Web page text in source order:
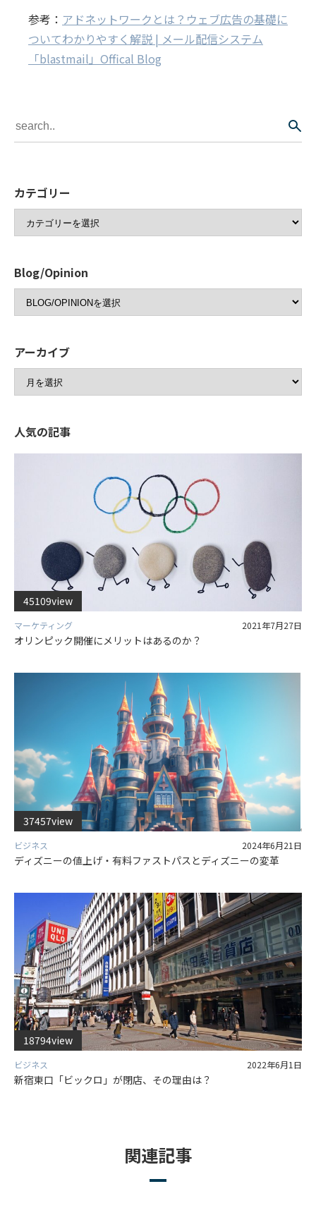
参考： アドネットワークとは？ウェブ広告の基礎に
ついてわかりやすく解説 | メール配信システム
「blastmail」Offical Blog
カテゴリー
Blog/Opinion
アーカイブ
人気の記事
45109view
マーケティング 2021年7月27日
オリンピック開催にメリットはあるのか？
37457view
ビジネス 2024年6月21日
ディズニーの値上げ・有料ファストパスとディズニーの変革
18794view
ビジネス 2022年6月1日
新宿東口「ビックロ」が閉店、その理由は？
関連記事